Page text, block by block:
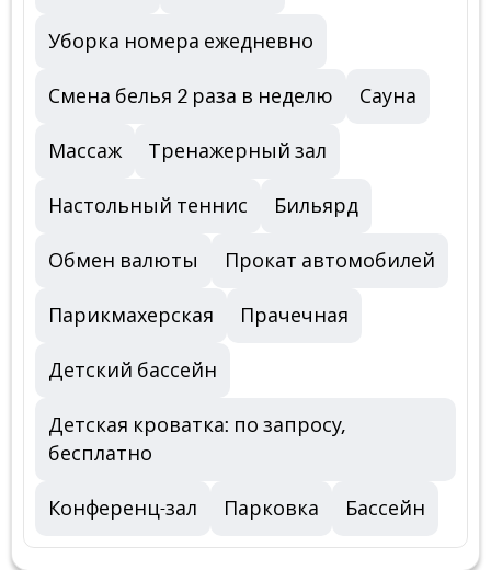
Уборка номера ежедневно
Смена белья 2 раза в неделю Сауна
Массаж Тренажерный зал
Настольный теннис Бильярд
Обмен валюты Прокат автомобилей
Парикмахерская Прачечная
Детский бассейн
Детская кроватка: по запросу,
бесплатно
Конференц-зал Парковка Бассейн